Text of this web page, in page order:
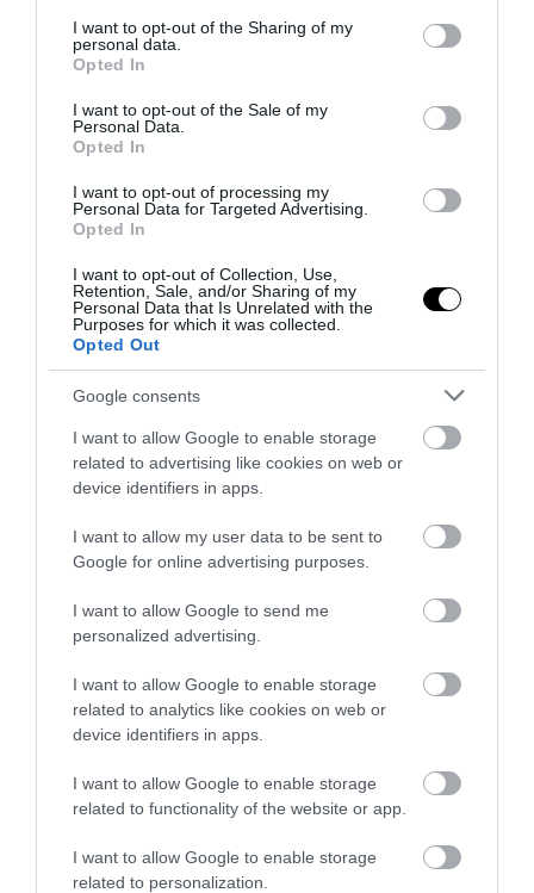
not limited to your visit or usage behaviour. You may click to
grant or deny consent to Google and its third-party tags to
use your data for below specified purposes in below Google
consent section.
I want to opt-out of the Sharing of my
personal data.
Opted In
I want to opt-out of the Sale of my
Personal Data.
Opted In
I want to opt-out of processing my
Personal Data for Targeted Advertising.
Opted In
I want to opt-out of Collection, Use,
Retention, Sale, and/or Sharing of my
Personal Data that Is Unrelated with the
Purposes for which it was collected.
Opted Out
Google consents
I want to allow Google to enable storage
related to advertising like cookies on web or
device identifiers in apps.
I want to allow my user data to be sent to
Google for online advertising purposes.
I want to allow Google to send me
personalized advertising.
I want to allow Google to enable storage
related to analytics like cookies on web or
device identifiers in apps.
I want to allow Google to enable storage
related to functionality of the website or app.
I want to allow Google to enable storage
related to personalization.
25
SZAUNA